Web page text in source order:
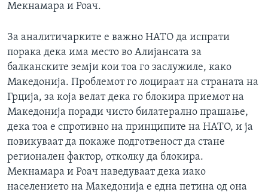
Мекнамара и Роач.
За аналитичарките е важно НАТО да испрати
порака дека има место во Алијансата за
балканските земји кои тоа го заслужиле, како
Македонија. Проблемот го лоцираат на страната на
Грција, за која велат дека го блокира приемот на
Македонија поради чисто билатерално прашање,
дека тоа е спротивно на принципите на НАТО, и ја
повикуваат да покаже подготвеност да стане
регионален фактор, отколку да блокира.
Мекнамара и Роач наведуваат дека иако
населението на Македонија е една петина од она